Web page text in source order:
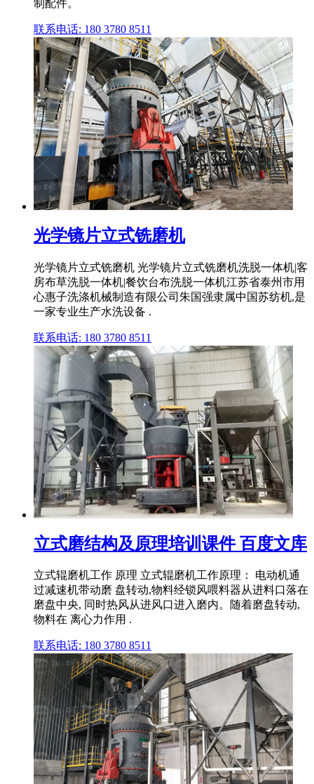
制配件。
联系电话: 180 3780 8511
光学镜片立式铣磨机
光学镜片立式铣磨机 光学镜片立式铣磨机洗脱一体机|客
房布草洗脱一体机|餐饮台布洗脱一体机江苏省泰州市用
心惠子洗涤机械制造有限公司朱国强隶属中国苏纺机,是
一家专业生产水洗设备 .
联系电话: 180 3780 8511
立式磨结构及原理培训课件 百度文库
立式辊磨机工作 原理 立式辊磨机工作原理： 电动机通
过减速机带动磨 盘转动,物料经锁风喂料器从进料口落在
磨盘中央, 同时热风从进风口进入磨内。随着磨盘转动,
物料在 离心力作用 .
联系电话: 180 3780 8511